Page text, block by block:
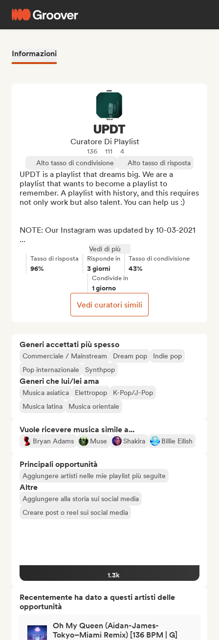
Informazioni
Generi accettati più spesso
Commerciale / Mainstream Dream pop
Indie pop
Pop internazionale
Synthpop
Generi che lui/lei ama
Musica asiatica Elettropop
K-Pop/J-Pop
Musica latina
Musica orientale
Vuole ricevere musica simile a...
Bryan Adams Muse Shakira Billie Eilish
Principali opportunità
Aggiungere artisti nelle mie playlist più seguite
Altre
Aggiungere alla storia sui social media
Creare post o reel sui social media
1.3k
Recentemente ha dato a questi artisti delle
opportunità
Oh My Queen (Aidan-James-
Tokyo–Miami Remix) [136 BPM | G]
UPDT
Curatore Di Playlist
136 111
4
Alto tasso di condivisione
Alto tasso di risposta
UPDT is a playlist that dreams big. We are a
playlist that wants to become a playlist to
remember. A playlist with history, and this requires
not only work but also talent. You can help us :)
NOTE: Our Instagram was updated by 10-03-2021
...
Vedi di più
Tasso di risposta
96%
Risponde in
3 giorni
Tasso di condivisione
43%
Condivide in
1 giorno
Vedi curatori simili